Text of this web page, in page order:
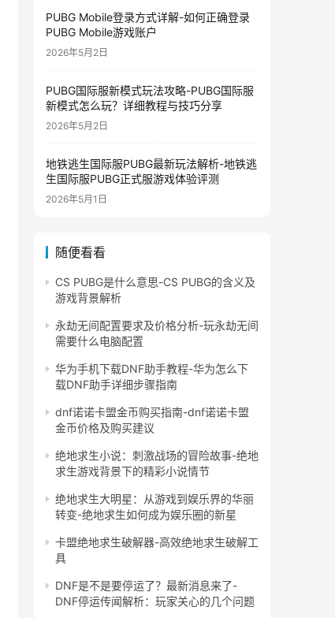
PUBG Mobile登录方式详解-如何正确登录
PUBG Mobile游戏账户
2026年5月2日
PUBG国际服新模式玩法攻略-PUBG国际服
新模式怎么玩？详细教程与技巧分享
2026年5月2日
地铁逃生国际服PUBG最新玩法解析-地铁逃
生国际服PUBG正式服游戏体验评测
2026年5月1日
随便看看
CS PUBG是什么意思-CS PUBG的含义及
游戏背景解析
永劫无间配置要求及价格分析-玩永劫无间
需要什么电脑配置
华为手机下载DNF助手教程-华为怎么下
载DNF助手详细步骤指南
dnf诺诺卡盟金币购买指南-dnf诺诺卡盟
金币价格及购买建议
绝地求生小说：刺激战场的冒险故事-绝地
求生游戏背景下的精彩小说情节
绝地求生大明星：从游戏到娱乐界的华丽
转变-绝地求生如何成为娱乐圈的新星
卡盟绝地求生破解器-高效绝地求生破解工
具
DNF是不是要停运了？最新消息来了-
DNF停运传闻解析：玩家关心的几个问题